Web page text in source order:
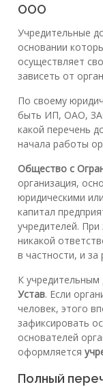
ООО
Учредительные
основании
осуществляет
зависеть от
По своему
быть ИП, ОАО,
какой перечень
начала работы
Общество с
организация,
юридическими
капитал
учредителей.
никакой
в частности, и за
К
Устав. Если
человек, этого
зафиксировать
основателей
оформляется
Полный